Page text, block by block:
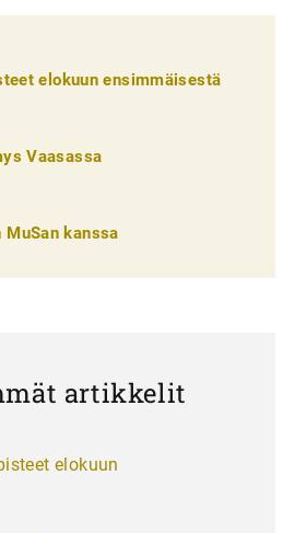
elokuun ensimmäisestä
Vaasassa
kanssa
artikkelit
elokuun